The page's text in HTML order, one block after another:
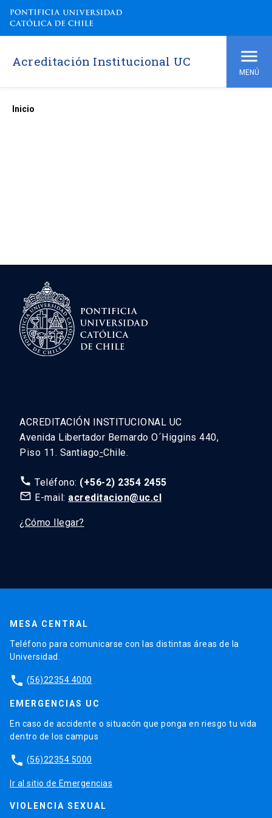
Acreditación Institucional UC
MENÚ
Inicio
ACREDITACIÓN INSTITUCIONAL UC
Avenida Libertador Bernardo O´Higgins 440,
Piso 11. Santiago-Chile.
call Teléfono: (+56-2) 2354 2455
mail_outline E-mail: acreditacion@uc.cl
¿Cómo llegar?
MESA CENTRAL
Teléfono para comunicarse con las distintas áreas de la
Universidad.
phone (56)22354 4000
EMERGENCIAS UC
En caso de accidente o situacón que ponga en riesgo tu vida
dentro de los campus
phone (56)22354 5000
Ir al sitio de Emergencias
VIOLENCIA SEXUAL